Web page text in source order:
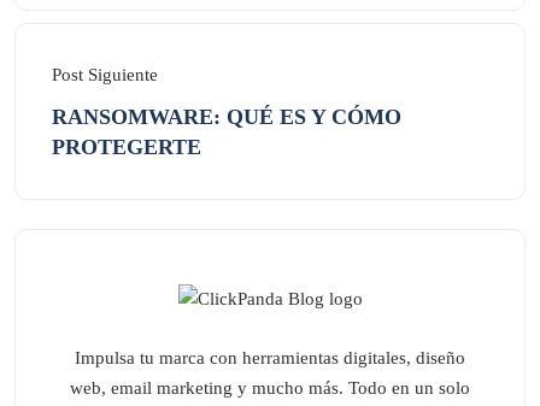
Post Siguiente
RANSOMWARE: QUÉ ES Y CÓMO
PROTEGERTE
Impulsa tu marca con herramientas digitales, diseño
web, email marketing y mucho más. Todo en un solo